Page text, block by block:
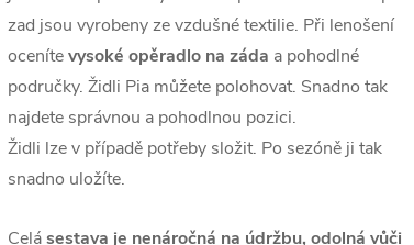
zad jsou vyrobeny ze vzdušné textilie. Při lenošení
ocenítevysoké opěradlo na záda a pohodlné
područky. Židli Pia můžete polohovat. Snadno tak
najdete správnou a pohodlnou pozici.
Židli lze v případě potřeby složit. Po sezóně ji tak
snadno uložíte.
Celásestava je nenáročná na údržbu, odolná vůči